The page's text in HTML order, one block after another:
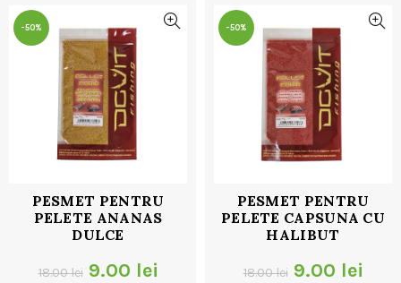
-50%
PESMET PENTRU
PELETE ANANAS
DULCE
18.00lei Prețul
9.00 lei
-50%
PESMET PENTRU
PELETE CAPSUNA CU
HALIBUT
18.00lei Prețul
9.00 lei